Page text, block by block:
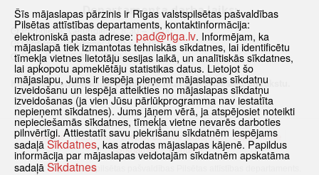
Departamenta darba laiks:
Pirmdiena, Ceturtdiena: 8.30 – 18.00
Otrdiena, Trešdiena: 8.30 – 17.00
Piektdiena: 8.30 – 15.00
Klātienes konsultācijas pieejamas tikai ar iepriekšēju pierakstu.
Sākums Jaunumi Biežāk uzdotie jautājumi
Lapas karte
Sīkdatnes
Kontakti
© 2021 Rīgas valstspilsētas pašvaldības Pilsētas attīstības departaments.
Šīs mājaslapas pārzinis ir Rīgas valstspilsētas pašvaldības
Pilsētas attīstības departaments, kontaktinformācija:
elektroniskā pasta adrese: pad@riga.lv. Informējam, ka
mājaslapā tiek izmantotas tehniskās sīkdatnes, lai identificētu
tīmekļa vietnes lietotāju sesijas laikā, un analītiskās sīkdatnes,
lai apkopotu apmeklētāju statistikas datus. Lietojot šo
mājaslapu, Jums ir iespēja pieņemt mājaslapas sīkdatņu
izveidošanu un iespēja atteikties no mājaslapas sīkdatņu
izveidošanas (ja vien Jūsu pārlūkprogramma nav iestatīta
nepieņemt sīkdatnes). Jums jāņem vērā, ja atspējosiet noteikti
nepieciešamās sīkdatnes, tīmekļa vietne nevarēs darboties
pilnvērtīgi. Attiestatīt savu piekrišanu sīkdatnēm iespējams
sadaļā Sīkdatnes, kas atrodas mājaslapas kājenē. Papildus
informācija par mājaslapas veidotajām sīkdatnēm apskatāma
sadaļā Sīkdatnes